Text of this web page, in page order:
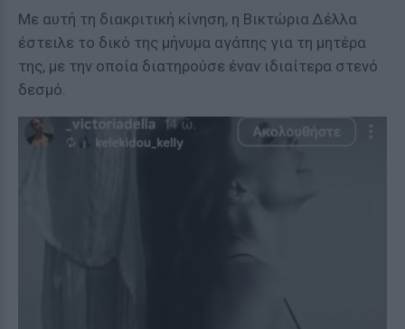
Με αυτή τη διακριτική κίνηση, η Βικτώρια Δέλλα
έστειλε το δικό της μήνυμα αγάπης για τη μητέρα
της, με την οποία διατηρούσε έναν ιδιαίτερα στενό
δεσμό.